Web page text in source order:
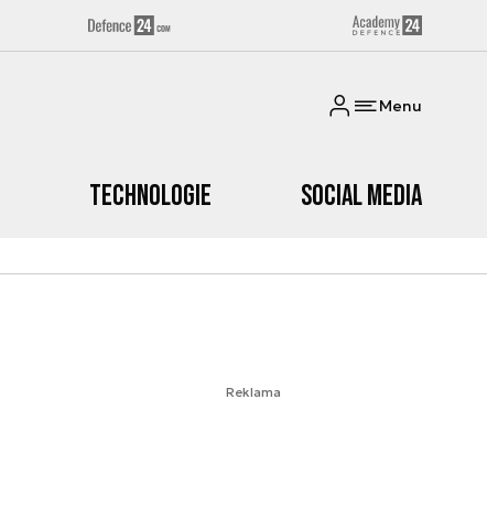
Menu
Technologie Social media
Reklama